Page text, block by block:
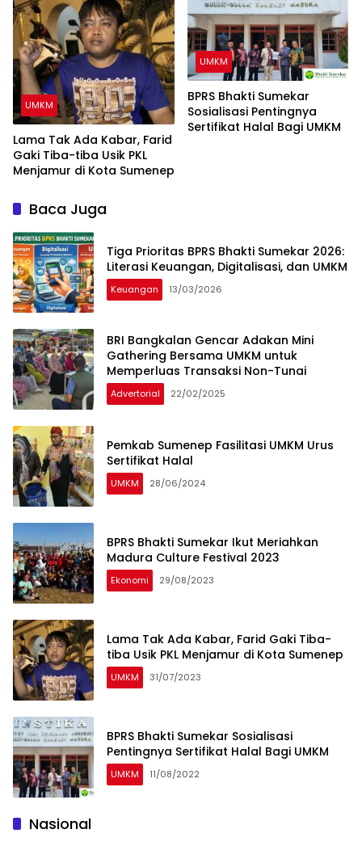
UMKM
Lama Tak Ada Kabar, Farid
Gaki Tiba-tiba Usik PKL
Menjamur di Kota Sumenep
UMKM
BPRS Bhakti Sumekar
Sosialisasi Pentingnya
Sertifikat Halal Bagi UMKM
Baca Juga
Tiga Prioritas BPRS Bhakti Sumekar 2026:
Literasi Keuangan, Digitalisasi, dan UMKM
Keuangan 13/03/2026
BRI Bangkalan Gencar Adakan Mini
Gathering Bersama UMKM untuk
Memperluas Transaksi Non-Tunai
Advertorial 22/02/2025
Pemkab Sumenep Fasilitasi UMKM Urus
Sertifikat Halal
UMKM 28/06/2024
BPRS Bhakti Sumekar Ikut Meriahkan
Madura Culture Festival 2023
Ekonomi 29/08/2023
Lama Tak Ada Kabar, Farid Gaki Tiba-
tiba Usik PKL Menjamur di Kota Sumenep
UMKM 31/07/2023
BPRS Bhakti Sumekar Sosialisasi
Pentingnya Sertifikat Halal Bagi UMKM
UMKM 11/08/2022
Nasional